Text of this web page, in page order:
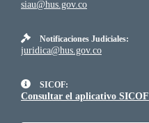
siau@hus.gov.co
Notificaciones Judiciales:
juridica@hus.gov.co
SICOF:
Consultar el aplicativo SICOF